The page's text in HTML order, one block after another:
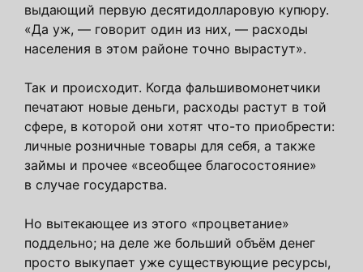
выдающий первую десятидолларовую купюру.
«Да уж, — говорит один из них, — расходы
населения в этом районе точно вырастут».
Так и происходит. Когда фальшивомонетчики
печатают новые деньги, расходы растут в той
сфере, в которой они хотят что-то приобрести:
личные розничные товары для себя, а также
займы и прочее «всеобщее благосостояние»
в случае государства.
Но вытекающее из этого «процветание»
поддельно; на деле же больший объём денег
просто выкупает уже существующие ресурсы,